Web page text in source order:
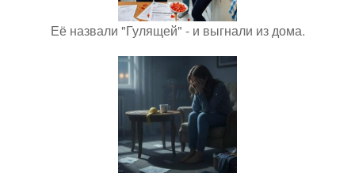
Её назвали "Гулящей" - и выгнали из дома.